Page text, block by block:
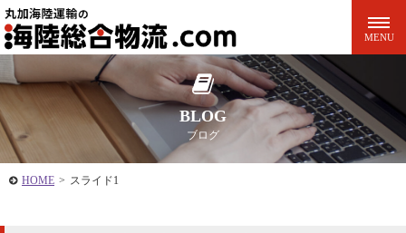
BLOG
ブログ
HOME > スライド1